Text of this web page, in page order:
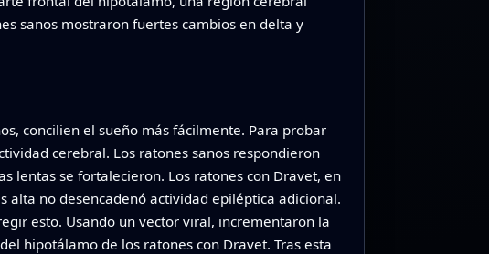
sanos mostraron fuertes cambios en delta y
concilien el sueño más fácilmente. Para probar
cerebral. Los ratones sanos respondieron
lentas se fortalecieron. Los ratones con Dravet, en
no desencadenó actividad epiléptica adicional.
esto. Usando un vector viral, incrementaron la
hipotálamo de los ratones con Dravet. Tras esta